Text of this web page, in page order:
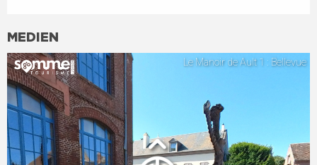
MEDIEN